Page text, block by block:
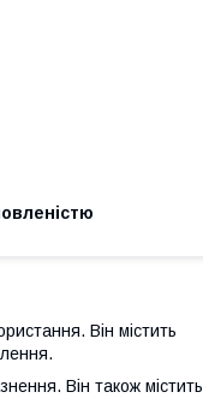
Він містить
Він також містить